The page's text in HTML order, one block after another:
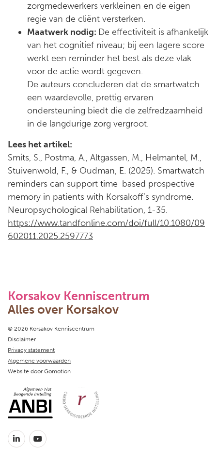
zorgmedewerkers verkleinen en de eigen
regie van de cliënt versterken.
Maatwerk nodig: De effectiviteit is afhankelijk
van het cognitief niveau; bij een lagere score
werkt een reminder het best als deze vlak
voor de actie wordt gegeven.
De auteurs concluderen dat de smartwatch
een waardevolle, prettig ervaren
ondersteuning biedt die de zelfredzaamheid
in de langdurige zorg vergroot.
Lees het artikel:
Smits, S., Postma, A., Altgassen, M., Helmantel, M.,
Stuivenwold, F., & Oudman, E. (2025). Smartwatch
reminders can support time-based prospective
memory in patients with Korsakoff’s syndrome.
Neuropsychological Rehabilitation, 1-35.
https://www.tandfonline.com/doi/full/10.1080/09
602011.2025.2597773
Korsakov Kenniscentrum
Alles over Korsakov
Copyright navigation
© 2026 Korsakov Kenniscentrum
Disclaimer
Privacy statement
Algemene voorwaarden
Website door Gomotion